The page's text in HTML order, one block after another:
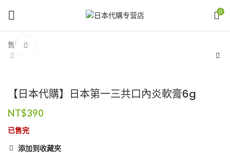
0
售罄
【日本代購】日本第一三共口內炎軟膏6g
NT$390
已售完
添加到收藏夾